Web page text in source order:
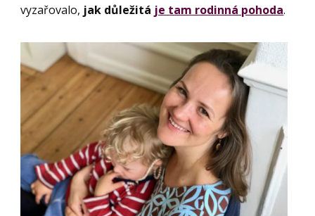
vyzařovalo, jak důležitá je tam rodinná pohoda.